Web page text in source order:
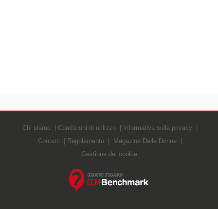
Chi siamo Condizioni di utilizzo
Informativa sulla privacy
Contatti
Regolamento
Magazine Delle Donne
Gestione dei cookie